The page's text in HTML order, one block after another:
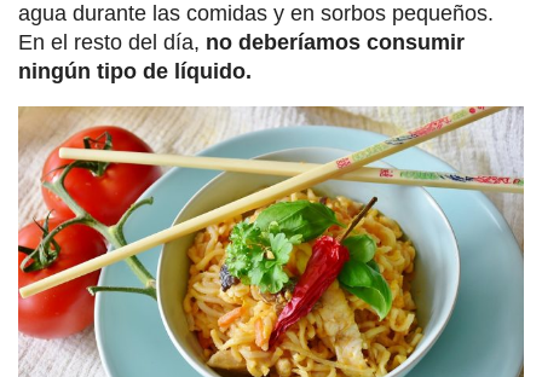
agua durante las comidas y en sorbos pequeños.
En el resto del día, no deberíamos consumir
ningún tipo de líquido.